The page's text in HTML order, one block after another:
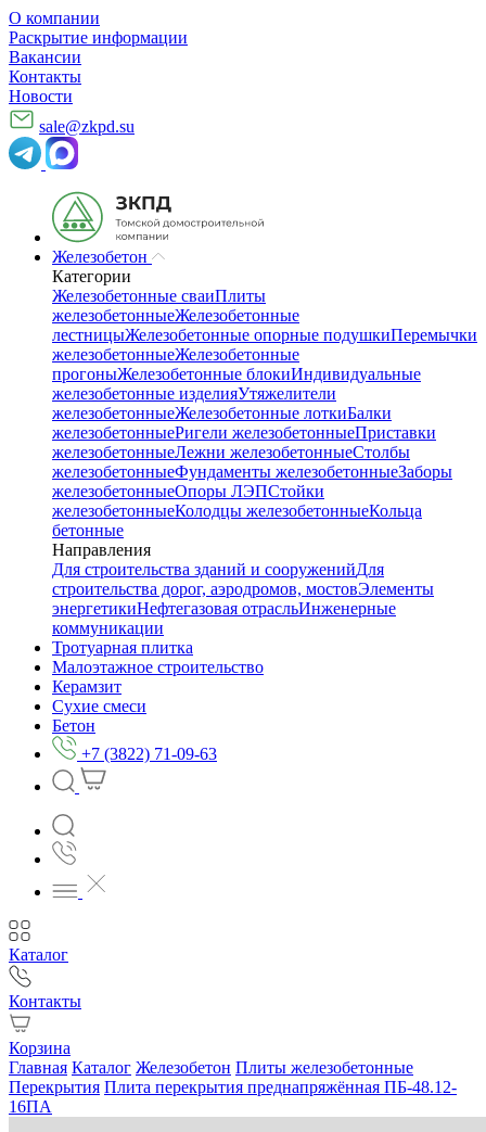
О компании
Раскрытие информации
Вакансии
Контакты
Новости
sale@zkpd.su
Железобетон
Категории
Железобетонные сваиПлиты
железобетонныеЖелезобетонные
лестницыЖелезобетонные опорные подушкиПеремычки
железобетонныеЖелезобетонные
прогоныЖелезобетонные блокиИндивидуальные
железобетонные изделияУтяжелители
железобетонныеЖелезобетонные лоткиБалки
железобетонныеРигели железобетонныеПриставки
железобетонныеЛежни железобетонныеСтолбы
железобетонныеФундаменты железобетонныеЗаборы
железобетонныеОпоры ЛЭПСтойки
железобетонныеКолодцы железобетонныеКольца
бетонные
Направления
Для строительства зданий и сооруженийДля
строительства дорог, аэродромов, мостовЭлементы
энергетикиНефтегазовая отрасльИнженерные
коммуникации
Тротуарная плитка
Малоэтажное строительство
Керамзит
Сухие смеси
Бетон
+7 (3822) 71-09-63
Каталог
Контакты
Корзина
Главная Каталог Железобетон Плиты железобетонные
Перекрытия Плита перекрытия преднапряжённая ПБ-48.12-
16ПА